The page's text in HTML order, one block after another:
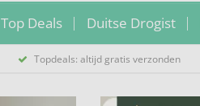
Top Deals Duitse Drogist
Topdeals: altijd gratis verzonden